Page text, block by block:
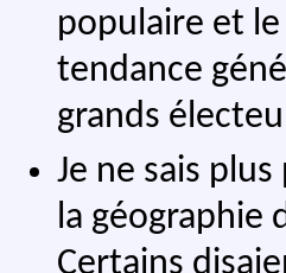
populaire et
tendance
grands
Je ne sais
la géographie
Certains